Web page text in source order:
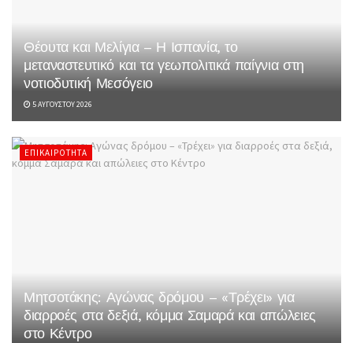
Θέουτα και Μελίγια – Η Ισπανία, το
μεταναστευτικό και τα γεωπολιτικά παίγνια στη
νοτιοδυτική Μεσόγειο
5 ΑΥΓΟΎΣΤΟΥ 2026
ΕΠΙΚΑΙΡΌΤΗΤΑ
Μητσοτάκης: Αγώνας δρόμου – «Τρέχει» για
διαρροές στα δεξιά, κόμμα Σαμαρά και απώλειες
στο Κέντρο